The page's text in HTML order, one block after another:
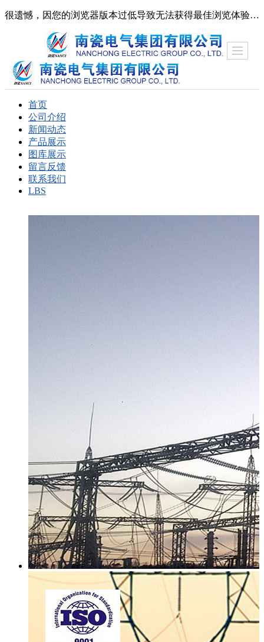
很遗憾，因您的浏览器版本过低导致无法获得最佳浏览体验，推荐下载安装谷歌浏览器！
首页
公司介绍
新闻动态
产品展示
图库展示
留言反馈
联系我们
LBS